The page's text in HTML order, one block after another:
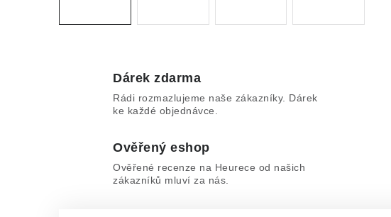
Dárek zdarma
Rádi rozmazlujeme naše zákazníky. Dárek
ke každé objednávce.
Ověřený eshop
Ověřené recenze na Heurece od našich
zákazníků mluví za nás.